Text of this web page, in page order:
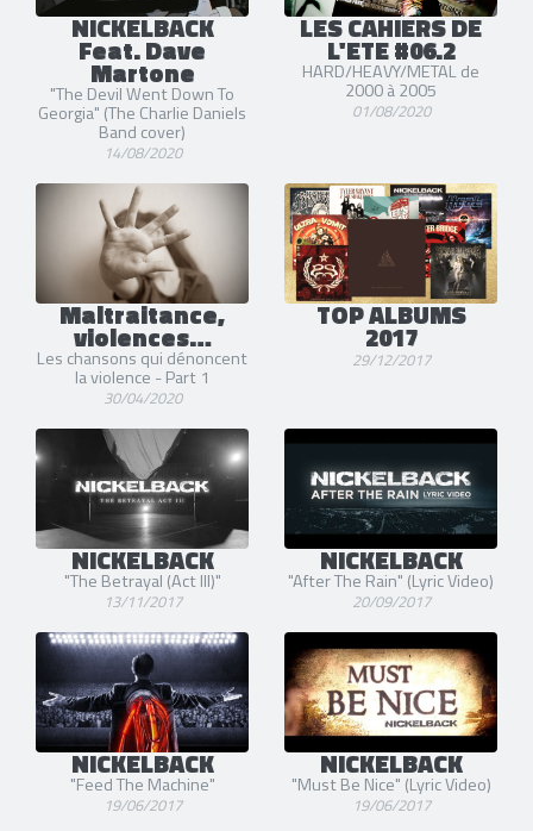
NICKELBACK
Feat. Dave
Martone
"The Devil Went Down To
Georgia" (The Charlie Daniels
Band cover)
14/08/2020
LES CAHIERS DE
L'ETE #06.2
HARD/HEAVY/METAL de
2000 à 2005
01/08/2020
Maltraitance,
violences…
Les chansons qui dénoncent
la violence - Part 1
30/04/2020
TOP ALBUMS
2017
29/12/2017
NICKELBACK
"The Betrayal (Act III)"
13/11/2017
NICKELBACK
"After The Rain" (Lyric Video)
20/09/2017
NICKELBACK
"Feed The Machine"
19/06/2017
NICKELBACK
"Must Be Nice" (Lyric Video)
19/06/2017